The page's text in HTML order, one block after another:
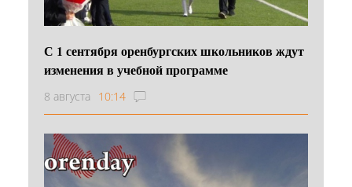
С 1 сентября оренбургских школьников ждут
изменения в учебной программе
8 августа 10:14